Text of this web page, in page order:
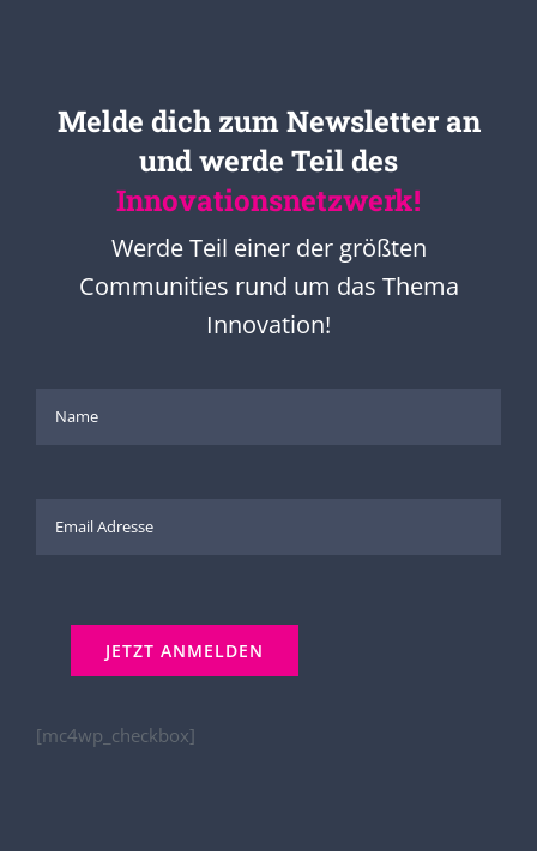
Melde dich zum Newsletter an
und werde Teil des
Innovationsnetzwerk!
Werde Teil einer der größten
Communities rund um das Thema
Innovation!
[mc4wp_checkbox]